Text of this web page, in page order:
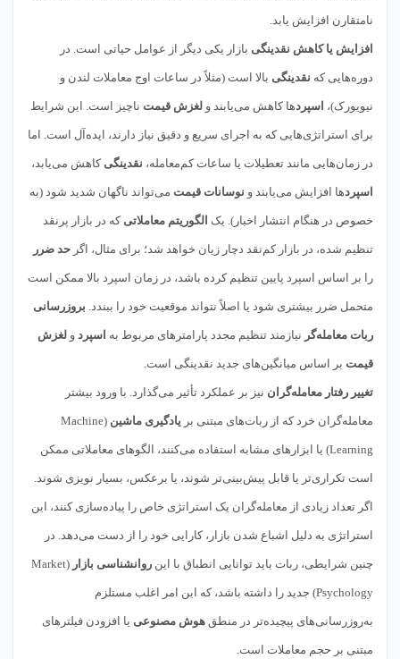
نامتقارن افزایش یابد.
افزایش یا کاهش نقدینگی بازار یکی دیگر از عوامل حیاتی است. در
دوره‌هایی که نقدینگی بالا است (مثلاً در ساعات اوج معاملات لندن و
نیویورک)، اسپردها کاهش می‌یابند و لغزش قیمت ناچیز است. این شرایط
برای استراتژی‌هایی که به اجرای سریع و دقیق نیاز دارند، ایده‌آل است. اما
در زمان‌هایی مانند تعطیلات یا ساعات کم‌معامله، نقدینگی کاهش می‌یابد،
اسپردها افزایش می‌یابند و نوسانات قیمت می‌تواند ناگهان شدید شود (به
خصوص در هنگام انتشار اخبار). یک الگوریتم معاملاتی که در بازار پرنقد
تنظیم شده، در بازار کم‌نقد دچار زیان خواهد شد؛ برای مثال، اگر حد ضرر
را بر اساس اسپرد پایین تنظیم کرده باشد، در زمان اسپرد بالا ممکن است
متحمل ضرر بیشتری شود یا اصلاً نتواند موقعیت خود را ببندد. بروزرسانی
ربات معامله‌گر نیازمند تنظیم مجدد پارامترهای مربوط به اسپرد و لغزش
قیمت بر اساس میانگین‌های جدید نقدینگی است.
تغییر رفتار معامله‌گران نیز بر عملکرد تأثیر می‌گذارد. با ورود بیشتر
معامله‌گران خرد که از ربات‌های مبتنی بر یادگیری ماشین (Machine
Learning) یا ابزارهای مشابه استفاده می‌کنند، الگوهای معاملاتی ممکن
است تکراری‌تر یا قابل پیش‌بینی‌تر شوند، یا برعکس، بسیار نویزی شوند.
اگر تعداد زیادی از معامله‌گران یک استراتژی خاص را پیاده‌سازی کنند، این
استراتژی به دلیل اشباع شدن بازار، کارایی خود را از دست می‌دهد. در
چنین شرایطی، ربات باید توانایی انطباق با این روانشناسی بازار (Market
Psychology) جدید را داشته باشد، که این امر اغلب مستلزم
به‌روزرسانی‌های پیچیده‌تر در منطق هوش مصنوعی یا افزودن فیلترهای
مبتنی بر حجم معاملات است.